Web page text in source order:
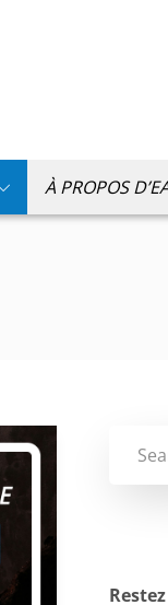
À PROPOS